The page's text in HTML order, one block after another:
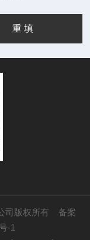
司版权所有 备案
-1